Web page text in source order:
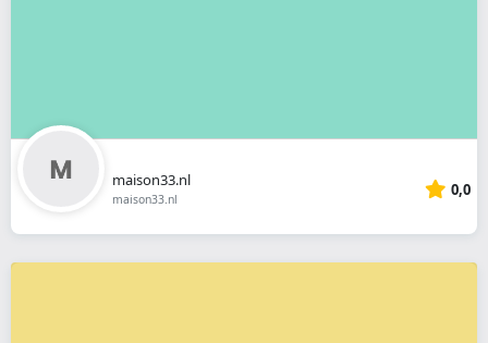
maison33.nl
maison33.nl 0,0